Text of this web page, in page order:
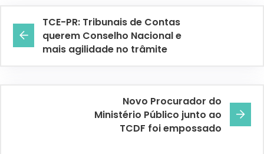
TCE-PR: Tribunais de Contas
querem Conselho Nacional e
mais agilidade no trâmite
Novo Procurador do
Ministério Público junto ao
TCDF foi empossado